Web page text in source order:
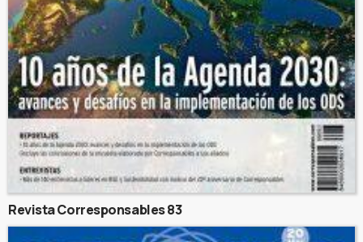
Revista Corresponsables 83